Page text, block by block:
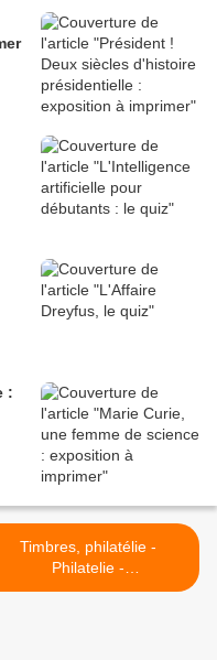
:
Timbres, philatélie -
Philatelie -
Briefmarkensammeln -